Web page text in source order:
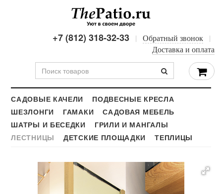
+7 (812) 318-32-33
Обратный звонок
Доставка и оплата
САДОВЫЕ КАЧЕЛИ
ПОДВЕСНЫЕ КРЕСЛА
ШЕЗЛОНГИ
ГАМАКИ
САДОВАЯ МЕБЕЛЬ
ШАТРЫ И БЕСЕДКИ
ГРИЛИ И МАНГАЛЫ
ЛЕСТНИЦЫ
ДЕТСКИЕ ПЛОЩАДКИ ТЕПЛИЦЫ